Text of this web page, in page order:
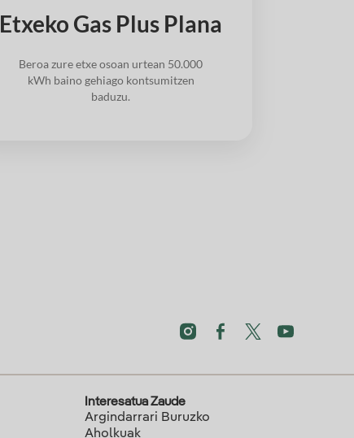
Etxeko Gas Plus Plana
Beroa zure etxe osoan urtean 50.000
kWh baino gehiago kontsumitzen
baduzu.
Interesatua Zaude
Argindarrari Buruzko
Aholkuak